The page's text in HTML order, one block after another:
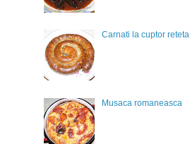
Carnati la cuptor reteta
Musaca romaneasca